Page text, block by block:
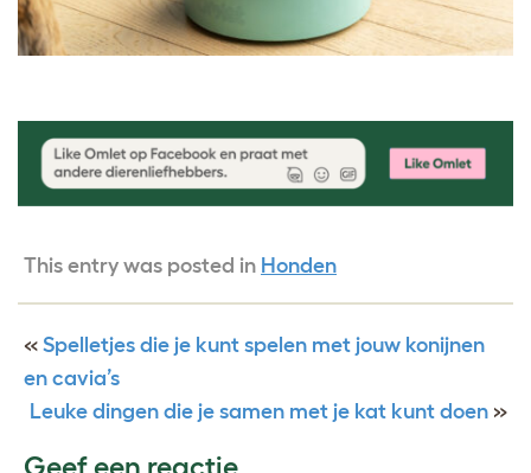
This entry was posted in Honden
« Spelletjes die je kunt spelen met jouw konijnen
en cavia’s
Leuke dingen die je samen met je kat kunt doen »
Geef een reactie